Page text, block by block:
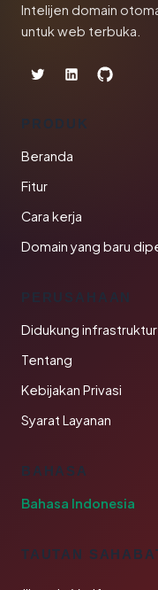
Intelijen domain
untuk web terbuka.
PRODUK
Beranda
Fitur
Cara kerja
Domain yang baru
PERUSAHAAN
Didukung
Tentang
Kebijakan Privasi
Syarat Layanan
BAHASA
Bahasa Indonesia
TAUTAN